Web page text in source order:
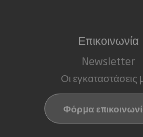
Επικοινωνία
Newsletter
Οι εγκαταστάσεις
Φόρμα